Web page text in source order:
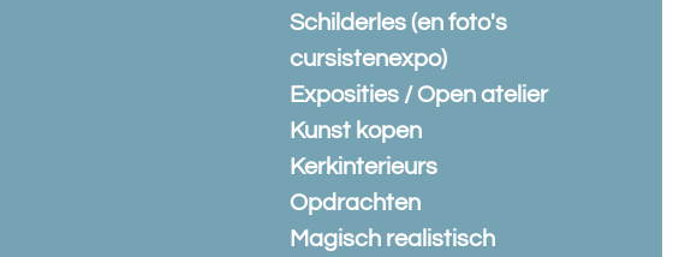
Schilderles (en foto's
cursistenexpo)
Exposities / Open atelier
Kunst kopen
Kerkinterieurs
Opdrachten
Magisch realistisch